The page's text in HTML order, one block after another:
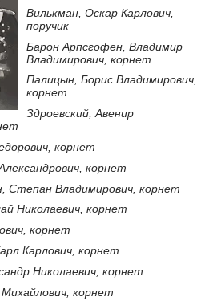
Вилькман, Оскар Карлович,
поручик
Барон Арпсгофен, Владимир
Владимирович, корнет
Палицын, Борис Владимирович,
корнет
Здроевский, Авенир
корнет
корнет
Степан Владимирович, корнет
Николаевич, корнет
корнет
Карлович, корнет
Николаевич, корнет
корнет